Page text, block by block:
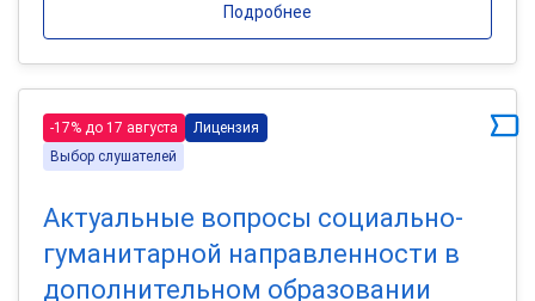
Подробнее
-17% до 17 августа
Лицензия
Выбор слушателей
Актуальные вопросы социально-
гуманитарной направленности в
дополнительном образовании